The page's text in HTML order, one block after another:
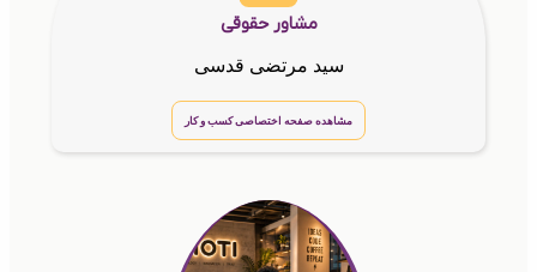
مشاور حقوقی
سید مرتضی قدسی
مشاهده صفحه اختصاصی کسب و کار